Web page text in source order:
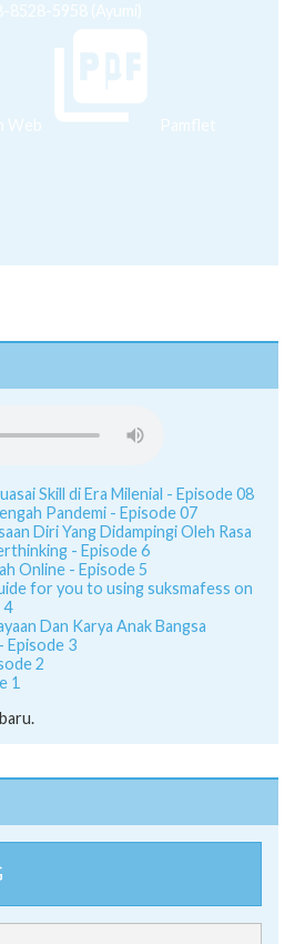
8528-5958 (Ayumi)
Web Pamflet
Skill di Era Milenial - Episode 08
Pandemi - Episode 07
Diri Yang Didampingi Oleh Rasa
- Episode 6
Online - Episode 5
for you to using suksmafess on
4
Dan Karya Anak Bangsa
Episode 3
2
1